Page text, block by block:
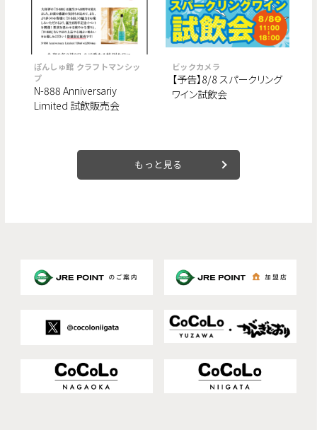
ぽんしゅ館 クラフトマンシッ
プ
N-888 Anniversariy
Limited 試飲販売会
ビックカメラ
【予告】8/8 スパークリング
ワイン試飲会
もっと見る